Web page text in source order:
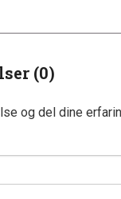
(0)
og del dine